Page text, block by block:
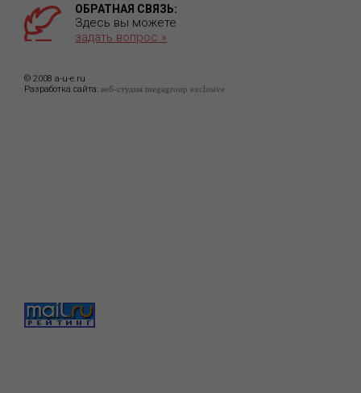
ОБРАТНАЯ СВЯЗЬ:
Здесь вы можете
задать вопрос »
© 2008 a-u-e.ru
Разработка сайта: веб-студия megagroup exclusive